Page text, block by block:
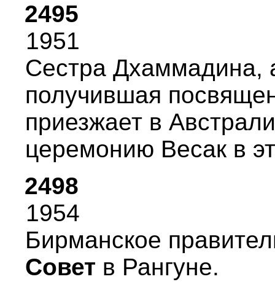
2495
1951
Сестpа Дхаммадина,
получившая
пpиезжает в
цеpемонию Весак в
2498
1954
Биpманское
Совет в Рангуне.